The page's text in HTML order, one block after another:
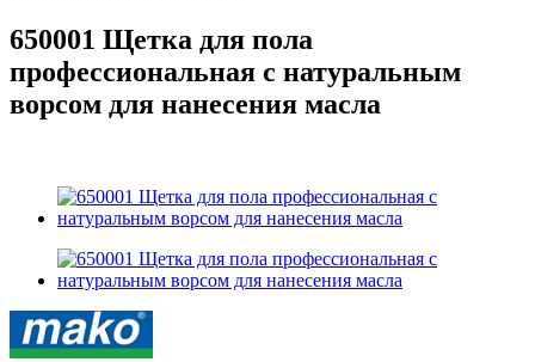
650001 Щетка для пола
профессиональная с натуральным
ворсом для нанесения масла